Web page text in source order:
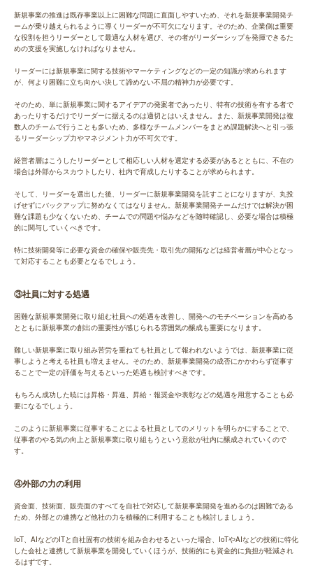
新規事業の推進は既存事業以上に困難な問題に直面しやすいため、それを新規事業開発チ
ームが乗り越えられるように導くリーダーが不可欠になります。そのため、企業側は重要
な役割を担うリーダーとして最適な人材を選び、その者がリーダーシップを発揮できるた
めの支援を実施しなければなりません。
リーダーには新規事業に関する技術やマーケティングなどの一定の知識が求められます
が、何より困難に立ち向かい決して諦めない不屈の精神力が必要です。
そのため、単に新規事業に関するアイデアの発案者であったり、特有の技術を有する者で
あったりするだけでリーダーに据えるのは適切とはいえません。また、新規事業開発は複
数人のチームで行うことも多いため、多様なチームメンバーをまとめ課題解決へと引っ張
るリーダーシップ力やマネジメント力が不可欠です。
経営者層はこうしたリーダーとして相応しい人材を選定する必要があるとともに、不在の
場合は外部からスカウトしたり、社内で育成したりすることが求められます。
そして、リーダーを選出した後、リーダーに新規事業開発を託すことになりますが、丸投
げせずにバックアップに努めなくてはなりません。新規事業開発チームだけでは解決が困
難な課題も少なくないため、チームでの問題や悩みなどを随時確認し、必要な場合は積極
的に関与していくべきです。
特に技術開発等に必要な資金の確保や販売先・取引先の開拓などは経営者層が中心となっ
て対応することも必要となるでしょう。
③社員に対する処遇
困難な新規事業開発に取り組む社員への処遇を改善し、開発へのモチベーションを高める
とともに新規事業の創出の重要性が感じられる雰囲気の醸成も重要になります。
難しい新規事業に取り組み苦労を重ねても社員として報われないようでは、新規事業に従
事しようと考える社員も増えません。そのため、新規事業開発の成否にかかわらず従事す
ることで一定の評価を与えるといった処遇も検討すべきです。
もちろん成功した暁には昇格・昇進、昇給・報奨金や表彰などの処遇を用意することも必
要になるでしょう。
このように新規事業に従事することによる社員としてのメリットを明らかにすることで、
従事者のやる気の向上と新規事業に取り組もうという意欲が社内に醸成されていくので
す。
④外部の力の利用
資金面、技術面、販売面のすべてを自社で対応して新規事業開発を進めるのは困難である
ため、外部との連携など他社の力を積極的に利用することも検討しましょう。
IoT、AIなどのITと自社固有の技術を組み合わせるといった場合、IoTやAIなどの技術に特化
した会社と連携して新規事業を開発していくほうが、技術的にも資金的に負担が軽減され
るはずです。